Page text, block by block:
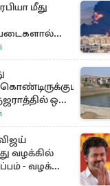
மீது
தாக்குதல்:
மத்திய
ஒரு
வழக்கில்
- வழக்கை
சங்கீதா!